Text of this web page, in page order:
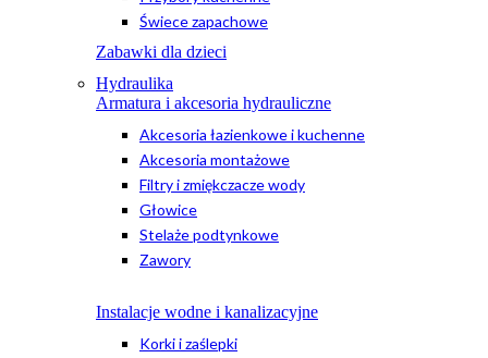
Świece zapachowe
Zabawki dla dzieci
Hydraulika
Armatura i akcesoria hydrauliczne
Akcesoria łazienkowe i kuchenne
Akcesoria montażowe
Filtry i zmiękczacze wody
Głowice
Stelaże podtynkowe
Zawory
Instalacje wodne i kanalizacyjne
Korki i zaślepki